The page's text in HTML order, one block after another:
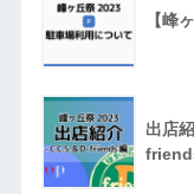
【峰
出店